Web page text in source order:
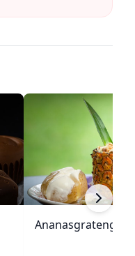
Ananasgrateng